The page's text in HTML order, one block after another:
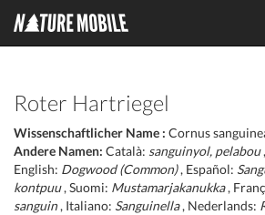
Roter Hartriegel
Wissenschaftlicher Name : Cornus
Andere Namen: Català: sanguinyol, pelabou
English: Dogwood (Common), Español:
kontpuu, Suomi: Mustamarjakanukka,
sanguin, Italiano: Sanguinella, Nederlands: